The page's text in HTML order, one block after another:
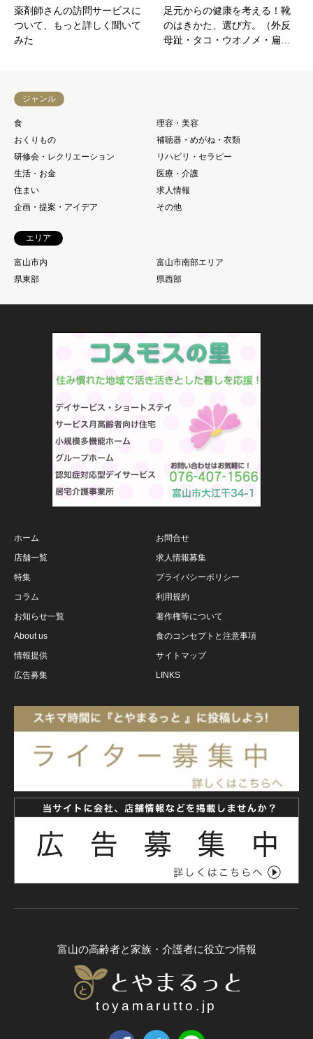
薬剤師さんの訪問サービスに
ついて、もっと詳しく聞いて
みた
足元からの健康を考える！靴
のはきかた、選び方。（外反
母趾・タコ・ウオノメ・扁…
ジャンル
食
理容・美容
おくりもの
補聴器・めがね・衣類
研修会・レクリエーション
リハビリ・セラピー
生活・お金
医療・介護
住まい
求人情報
企画・提案・アイデア
その他
エリア
富山市内
富山市南部エリア
県東部
県西部
ホーム
店舗一覧
特集
コラム
お知らせ一覧
About us
情報提供
広告募集
お問合せ
求人情報募集
プライバシーポリシー
利用規約
著作権等について
食のコンセプトと注意事項
サイトマップ
LINKS
富山の高齢者と家族・介護者に役立つ情報
toyamarutto.jp